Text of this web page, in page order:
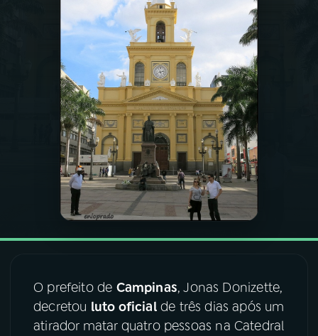
PODCASTS
VIDEOCASTS
ÚLTIMAS
FESTIVAL DE MÚSICA
ACOMPANHE A RÁDIO NACIONAL
Instagram X
TikTok
O prefeito de Campinas, Jonas Donizette,
decretou luto oficialde três dias após um
atirador matar quatro pessoas na Catedral